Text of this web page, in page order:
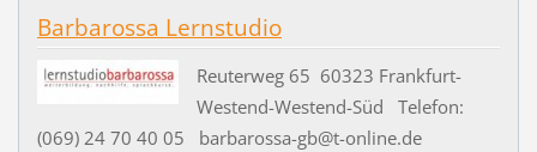
Barbarossa Lernstudio
Reuterweg 65 60323 Frankfurt-
Westend-Westend-Süd Telefon:
(069) 24 70 40 05 barbarossa-gb@t-online.de